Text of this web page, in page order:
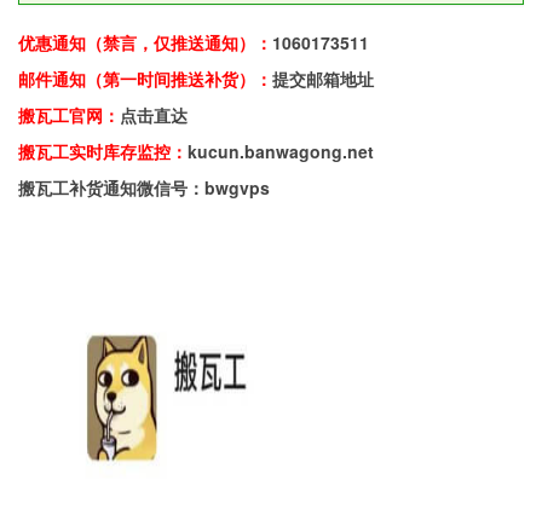
优惠通知（禁言，仅推送通知）： 1060173511
邮件通知（第一时间推送补货）： 提交邮箱地址
搬瓦工官网： 点击直达
搬瓦工实时库存监控： kucun.banwagong.net
搬瓦工补货通知微信号：bwgvps